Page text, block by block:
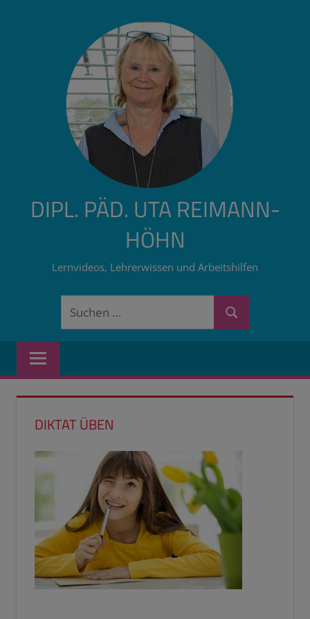
DIPL. PÄD. UTA REIMANN-
HÖHN
Lernvideos, Lehrerwissen und Arbeitshilfen
Suchen
Suchen
DIKTAT ÜBEN